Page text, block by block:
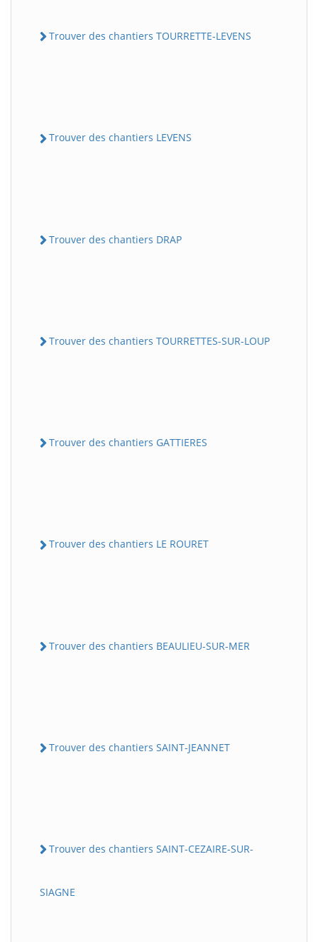
Trouver des chantiers TOURRETTE-LEVENS
Trouver des chantiers LEVENS
Trouver des chantiers DRAP
Trouver des chantiers TOURRETTES-SUR-LOUP
Trouver des chantiers GATTIERES
Trouver des chantiers LE ROURET
Trouver des chantiers BEAULIEU-SUR-MER
Trouver des chantiers SAINT-JEANNET
Trouver des chantiers SAINT-CEZAIRE-SUR-
SIAGNE